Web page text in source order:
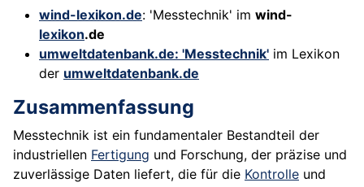
wind-lexikon.de: 'Messtechnik' im wind-
lexikon.de
umweltdatenbank.de: 'Messtechnik' im Lexikon
der umweltdatenbank.de
Zusammenfassung
Messtechnik ist ein fundamentaler Bestandteil der
industriellen Fertigung und Forschung, der präzise und
zuverlässige Daten liefert, die für die Kontrolle und